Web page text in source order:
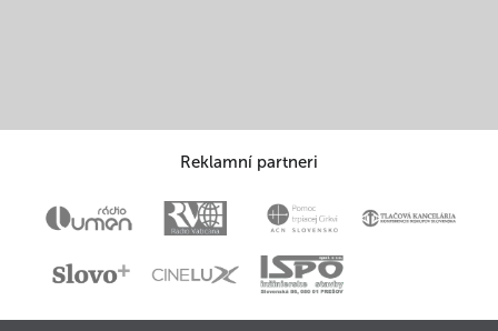
Reklamní partneri